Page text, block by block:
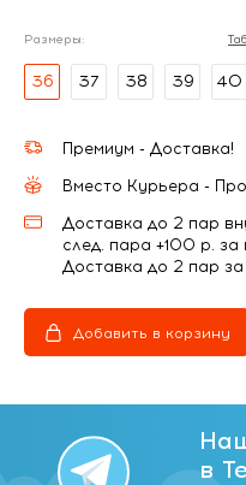
Размеры:
36 37 38 39 40
Премиум - Доставка!
Вместо Курьера -
Доставка до 2 пар
след. пара +100 р. за
Доставка до 2 пар
Добавить в корзину
в